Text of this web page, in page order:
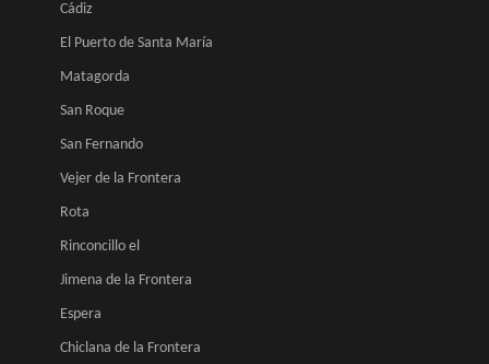
Cádiz
El Puerto de Santa María
Matagorda
San Roque
San Fernando
Vejer de la Frontera
Rota
Rinconcillo el
Jimena de la Frontera
Espera
Chiclana de la Frontera